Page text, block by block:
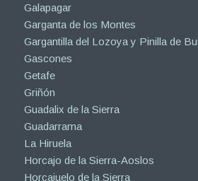
Galapagar
Garganta de los Montes
Gargantilla del Lozoya y Pinilla de
Gascones
Getafe
Griñón
Guadalix de la Sierra
Guadarrama
La Hiruela
Horcajo de la Sierra-Aoslos
Horcajuelo de la Sierra